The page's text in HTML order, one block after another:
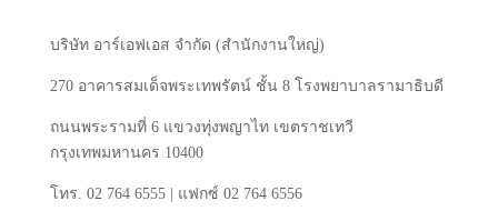
บริษัท อาร์เอฟเอส จำกัด (สำนักงานใหญ่)
270 อาคารสมเด็จพระเทพรัตน์ ชั้น 8 โรงพยาบาลรามาธิบดี
ถนนพระรามที่6 แขวงทุ่งพญาไท เขตราชเทวี
กรุงเทพมหานคร 10400
โทร. 02 764 6555 | แฟกซ์ 02 764 6556